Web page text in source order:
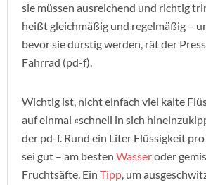
sie müssen ausreichend und richtig
heißt gleichmäßig und regelmäßig –
bevor sie durstig werden, rät der
Fahrrad (pd-f).
Wichtig ist, nicht einfach viel kalte
auf einmal «schnell in sich
der pd-f. Rund ein Liter Flüssigkeit
sei gut – am besten Wasseroder
Fruchtsäfte. Ein Tipp, um